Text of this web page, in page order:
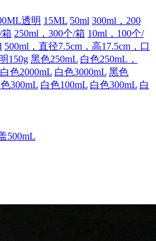
透明 15ML 50ml 300ml，200
箱 250ml，300个/箱 10ml，100个/
500ml，直径7.5cm，高17.5cm，口
150g 黑色250mL 白色250mL，
白色2000mL 白色3000mL 黑色
300mL 白色100mL 白色300mL 白
500mL